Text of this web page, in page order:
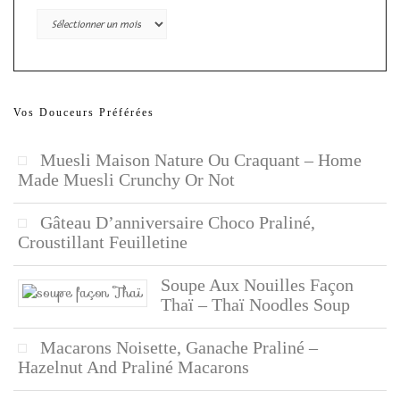
Archives
Vos Douceurs Préférées
Muesli Maison Nature Ou Craquant – Home
Made Muesli Crunchy Or Not
Gâteau D’anniversaire Choco Praliné,
Croustillant Feuilletine
Soupe Aux Nouilles Façon
Thaï – Thaï Noodles Soup
Macarons Noisette, Ganache Praliné –
Hazelnut And Praliné Macarons